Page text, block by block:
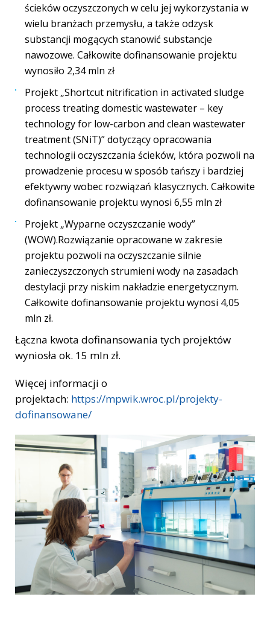
ścieków oczyszczonych w celu jej wykorzystania w
wielu branżach przemysłu, a także odzysk
substancji mogących stanowić substancje
nawozowe. Całkowite dofinansowanie projektu
wynosiło 2,34 mln zł
Projekt „Shortcut nitrification in activated sludge
process treating domestic wastewater – key
technology for low-carbon and clean wastewater
treatment (SNiT)” dotyczący opracowania
technologii oczyszczania ścieków, która pozwoli na
prowadzenie procesu w sposób tańszy i bardziej
efektywny wobec rozwiązań klasycznych. Całkowite
dofinansowanie projektu wynosi 6,55 mln zł
Projekt „Wyparne oczyszczanie wody”
(WOW).Rozwiązanie opracowane w zakresie
projektu pozwoli na oczyszczanie silnie
zanieczyszczonych strumieni wody na zasadach
destylacji przy niskim nakładzie energetycznym.
Całkowite dofinansowanie projektu wynosi 4,05
mln zł.
Łączna kwota dofinansowania tych projektów
wyniosła ok. 15 mln zł.
Więcej informacji o
projektach: https://mpwik.wroc.pl/projekty-
dofinansowane/